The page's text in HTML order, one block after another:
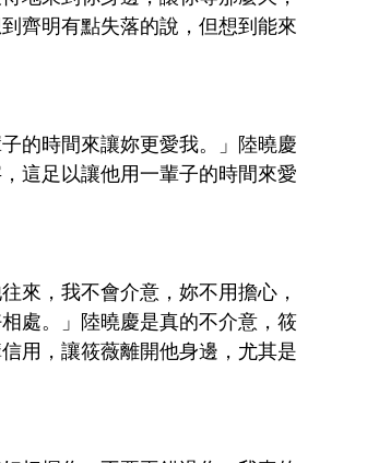
齊明有點失落的說，但想到能來
的時間來讓妳更愛我。」陸曉慶
這足以讓他用一輩子的時間來愛
來，我不會介意，妳不用擔心，
處。」陸曉慶是真的不介意，筱
用，讓筱薇離開他身邊，尤其是